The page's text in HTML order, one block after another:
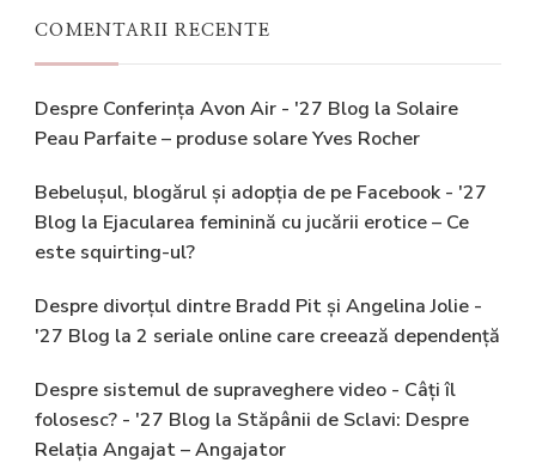
COMENTARII RECENTE
Despre Conferința Avon Air - '27 Blog la Solaire
Peau Parfaite – produse solare Yves Rocher
Bebelușul, blogărul și adopția de pe Facebook - '27
Blog la Ejacularea feminină cu jucării erotice – Ce
este squirting-ul?
Despre divorțul dintre Bradd Pit și Angelina Jolie -
'27 Blog la 2 seriale online care creează dependență
Despre sistemul de supraveghere video - Câți îl
folosesc? - '27 Blog la Stăpânii de Sclavi: Despre
Relația Angajat – Angajator